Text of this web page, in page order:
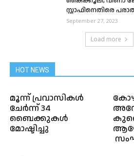
സ്റ്റാഫിനെതിരെ
September 27, 2023
Load more
HOT NEWS
മൂന്ന് പ്രവാസികൾ
ചേർന്ന് 34
ബൈക്കുകൾ
മോഷ്ടിച്ചു